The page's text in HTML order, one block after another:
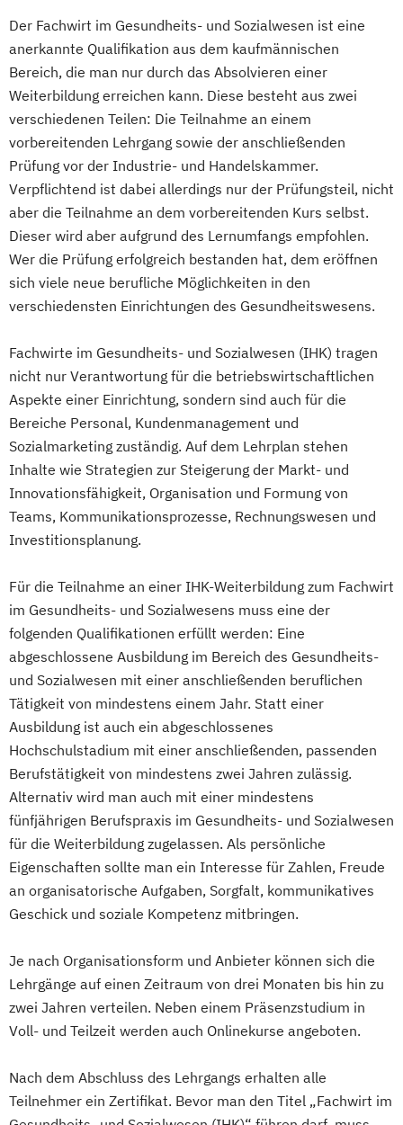
Der Fachwirt im Gesundheits- und Sozialwesen ist eine
anerkannte Qualifikation aus dem kaufmännischen
Bereich, die man nur durch das Absolvieren einer
Weiterbildung erreichen kann. Diese besteht aus zwei
verschiedenen Teilen: Die Teilnahme an einem
vorbereitenden Lehrgang sowie der anschließenden
Prüfung vor der Industrie- und Handelskammer.
Verpflichtend ist dabei allerdings nur der Prüfungsteil, nicht
aber die Teilnahme an dem vorbereitenden Kurs selbst.
Dieser wird aber aufgrund des Lernumfangs empfohlen.
Wer die Prüfung erfolgreich bestanden hat, dem eröffnen
sich viele neue berufliche Möglichkeiten in den
verschiedensten Einrichtungen des Gesundheitswesens.
Fachwirte im Gesundheits- und Sozialwesen (IHK) tragen
nicht nur Verantwortung für die betriebswirtschaftlichen
Aspekte einer Einrichtung, sondern sind auch für die
Bereiche Personal, Kundenmanagement und
Sozialmarketing zuständig. Auf dem Lehrplan stehen
Inhalte wie Strategien zur Steigerung der Markt- und
Innovationsfähigkeit, Organisation und Formung von
Teams, Kommunikationsprozesse, Rechnungswesen und
Investitionsplanung.
Für die Teilnahme an einer IHK-Weiterbildung zum Fachwirt
im Gesundheits- und Sozialwesens muss eine der
folgenden Qualifikationen erfüllt werden: Eine
abgeschlossene Ausbildung im Bereich des Gesundheits-
und Sozialwesen mit einer anschließenden beruflichen
Tätigkeit von mindestens einem Jahr. Statt einer
Ausbildung ist auch ein abgeschlossenes
Hochschulstadium mit einer anschließenden, passenden
Berufstätigkeit von mindestens zwei Jahren zulässig.
Alternativ wird man auch mit einer mindestens
fünfjährigen Berufspraxis im Gesundheits- und Sozialwesen
für die Weiterbildung zugelassen. Als persönliche
Eigenschaften sollte man ein Interesse für Zahlen, Freude
an organisatorische Aufgaben, Sorgfalt, kommunikatives
Geschick und soziale Kompetenz mitbringen.
Je nach Organisationsform und Anbieter können sich die
Lehrgänge auf einen Zeitraum von drei Monaten bis hin zu
zwei Jahren verteilen. Neben einem Präsenzstudium in
Voll- und Teilzeit werden auch Onlinekurse angeboten.
Nach dem Abschluss des Lehrgangs erhalten alle
Teilnehmer ein Zertifikat. Bevor man den Titel „Fachwirt im